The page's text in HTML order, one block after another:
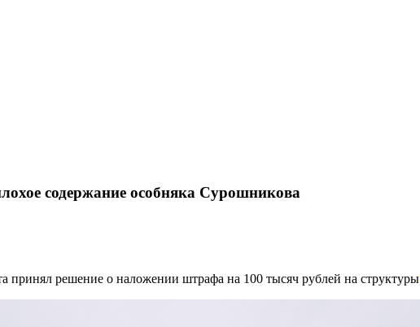
содержание особняка Сурошникова
принял решение о наложении штрафа на 100 тысяч рублей на структуры